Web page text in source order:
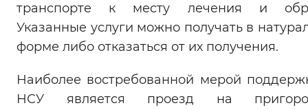
Включены Выключены
Звуковой ассистент
Воспроизвести Остановить
транспорте к месту лечения и
Указанные услуги можно получать в
форме либо отказаться от их получения.
Наиболее востребованной мерой
НСУ является проезд на